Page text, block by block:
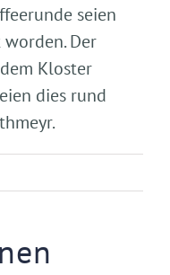
seien
Der
Kloster
dies rund